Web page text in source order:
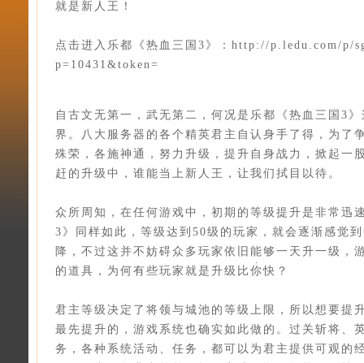
就是新人王！
点击进入乐都《热血三国3》：http://p.ledu.com/p/
p=10431&token=
自古文无第一，武无第二，何况是乐都《热血三国3
界。八大服务器的各个精英君主自认身手了得，为了
殊荣，各施神通，努力升级，提升自身战力，掀起一
赶的升级中，谁能当上新人王，让我们拭目以待。
众所周知，在任何游戏中，初期的等级提升是非常迅
3》同样如此，等级达到50级的玩家，就会逐渐感觉
降，不过这并不妨碍众多玩家依旧能够一天升一级，
的道具，为何有些玩家就是升级比你快？
君主等级决定了将领与城池的等级上限，所以想要提
最先提升的，游戏系统也确实如此做的。过关斩将、
务，各种系统活动、任务，都可以为君主提供可观的